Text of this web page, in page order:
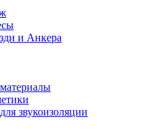
и Анкера
звукоизоляции